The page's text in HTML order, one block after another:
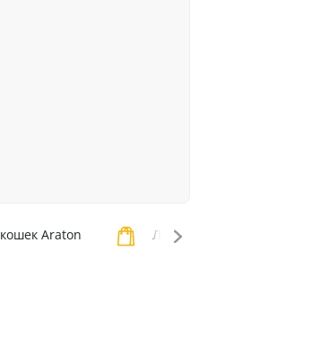
Araton Лакомства для кошек